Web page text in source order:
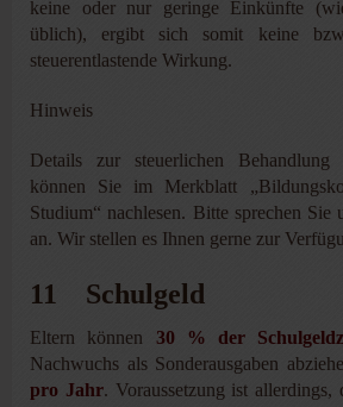
keine oder nur geringe Einkünfte
üblich), ergibt sich somit keine
steuerentlastende Wirkung.
Hinweis
Details zur steuerlichen Behandlung
können Sie im Merkblatt
Studium“ nachlesen. Bitte sprechen Sie
an. Wir stellen es Ihnen gerne zur
11 Schulgeld
Eltern können 30 % der
Nachwuchs als Sonderausgaben
pro Jahr. Voraussetzung ist allerdings,